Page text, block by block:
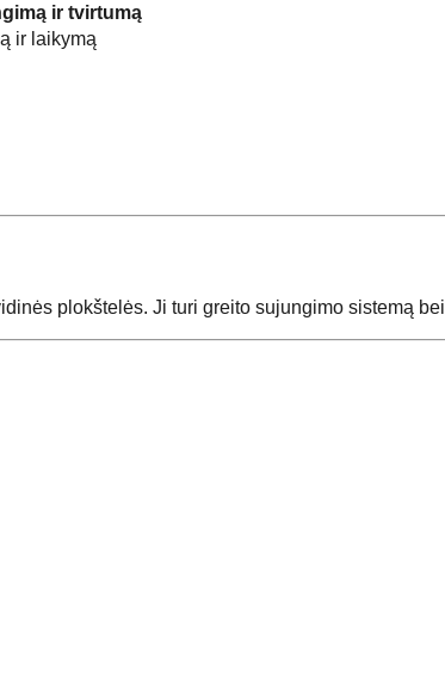
ir tvirtumą
ir laikymą
plokštelės. Ji turi greito sujungimo sistemą bei